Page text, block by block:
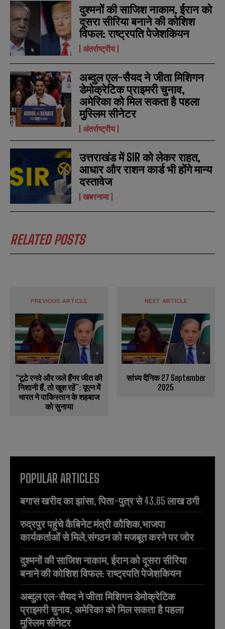
a
m
a
*
m
a
m
a
*
m
दुश्मनों की साजिश नाकाम, ईरान को
दूसरा सीरिया बनाने की कोशिश
विफल: राष्ट्रपति पेजेशकियन
अंतर्राष्ट्रीय
अब्दुल एल-सैयद ने जीता मिशिगन
डेमोक्रेटिक प्राइमरी चुनाव,
अमेरिका को मिल सकता है पहला
मुस्लिम सीनेटर
अंतर्राष्ट्रीय
उत्तराखंड में SIR को लेकर राहत,
आधार और राशन कार्ड भी होंगे मान्य
दस्तावेज
खबरनामा
RELATED POSTS
PREVIOUS ARTICLE
“टूटे रनवे और जले हैंगर जीत की
निशानी हैं, तो खुश रहें”: यूएन में
भारत ने पाकिस्तान के शहबाज
को सुनाया
NEXT ARTICLE
सांध्य दैनिक 27 September
2025
POPULAR ARTICLES
बगास खरीद का झांसा, पिता-पुत्र से 43.85 लाख ठगी
रुद्रपुर पहुंचे कैबिनेट मंत्री कौशिक,भाजपा
कार्यकर्ताओं से मिले,संगठन को मजबूत करने पर जोर
दुश्मनों की साजिश नाकाम, ईरान को दूसरा सीरिया
बनाने की कोशिश विफल: राष्ट्रपति पेजेशकियन
अब्दुल एल-सैयद ने जीता मिशिगन डेमोक्रेटिक
प्राइमरी चुनाव, अमेरिका को मिल सकता है पहला
मुस्लिम सीनेटर